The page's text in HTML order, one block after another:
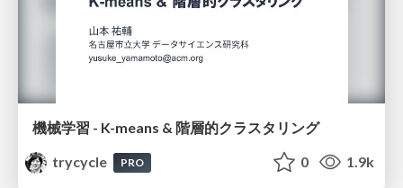
機械学習 - K-means & 階層的クラスタリング
trycycle
PRO 0 1.9k